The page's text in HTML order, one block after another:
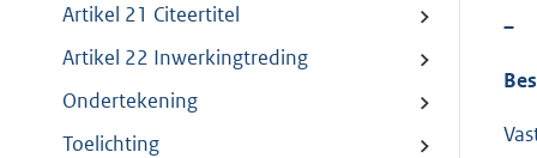
Artikel 21 Citeertitel
Artikel 22 Inwerkingtreding
Ondertekening
Toelichting
–